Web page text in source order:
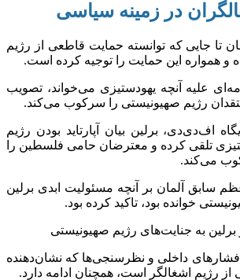
در زمینه سیاسی
تا جایی که توانسته حمایت قاطعی از رژیم
و همواره این حمایت را توجیه کرده است.
علیه آنچه یهودستیزی می‌خواند، تصویب
رژیم صهیونیستی را سرکوب می‌کند.
اف‌دی‌دی، برلین بیان آپارتاید بودن رژیم
تلقی کرده و معترضان حامی فلسطین را
می‌کند.
سابق آلمان بر آنچه مسئولیت ابدی برلین
خوانده بود، تاکید کرده بود.
فشار‌های داخلی و نظرسنجی‌ها که نشان‌دهنده
رژیم اشغالگر است، همچنان ادامه دارد.